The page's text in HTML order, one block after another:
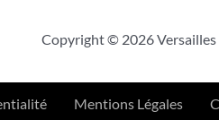
Copyright © 2026 Versailles
Mentions Légales